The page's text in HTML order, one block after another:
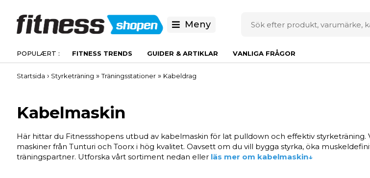
Meny
FITNESS TRENDS GUIDER & ARTIKLAR VANLIGA FRÅGOR
Startsida › Styrketräning »Träningsstationer» Kabeldrag
Kabelmaskin
Här hittar du Fitnessshopens utbud av kabelmaskin för lat pulldown och effektiv
maskiner från Tunturi och Toorx i hög kvalitet. Oavsett om du vill bygga styrka, öka
träningspartner. Utforska vårt sortiment nedan eller läs mer om kabelmaskin↓